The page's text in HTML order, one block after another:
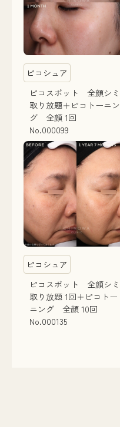
ピコシュア
ピコスポット 全顔シミ
取り放題＋ピコトーニン
グ 全顔 1回
No.000099
ピコシュア
ピコスポット 全顔シミ
取り放題 1回＋ピコトー
ニング 全顔 10回
No.000135